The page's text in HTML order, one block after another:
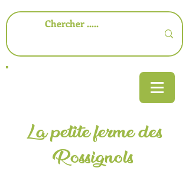
La petite ferme des
Rossignols